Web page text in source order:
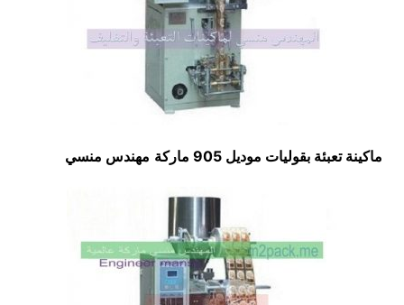
ماكينة تعبئة بقوليات موديل 905 ماركة مهندس منسي